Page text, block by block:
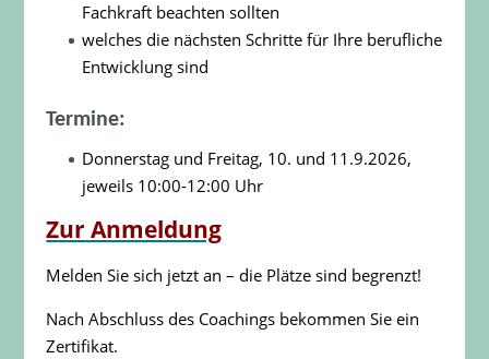
Fachkraft beachten sollten
welches die nächsten Schritte für Ihre berufliche
Entwicklung sind
Termine:
Donnerstag und Freitag, 10. und 11.9.2026,
jeweils 10:00-12:00 Uhr
Zur Anmeldung
Melden Sie sich jetzt an – die Plätze sind begrenzt!
Nach Abschluss des Coachings bekommen Sie ein
Zertifikat.